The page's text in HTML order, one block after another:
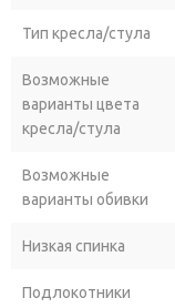
Тип кресла/стула
Возможные
варианты цвета
кресла/стула
Возможные
варианты обивки
Низкая спинка
Подлокотники